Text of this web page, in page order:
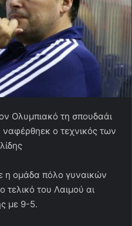
Ολυμπιακό τη σπουδαάι
ναφέρθηεκ ο τεχνικός των
η ομάδα πόλο γυναικών
τελικό του Λαιμού αι
με 9-5.